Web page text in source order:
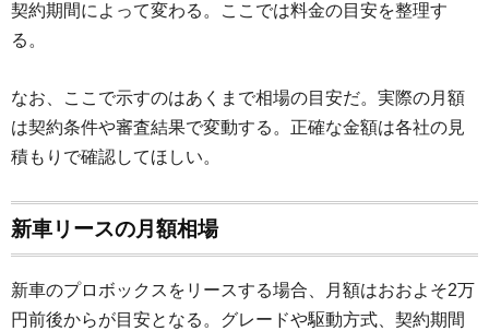
契約期間によって変わる。ここでは料金の目安を整理す
る。
なお、ここで示すのはあくまで相場の目安だ。実際の月額
は契約条件や審査結果で変動する。正確な金額は各社の見
積もりで確認してほしい。
新車リースの月額相場
新車のプロボックスをリースする場合、月額はおおよそ2万
円前後からが目安となる。グレードや駆動方式、契約期間